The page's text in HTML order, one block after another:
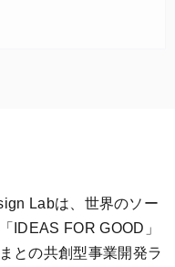
Labは、世界のソー
IDEAS FOR GOOD」
との共創型事業開発ラ